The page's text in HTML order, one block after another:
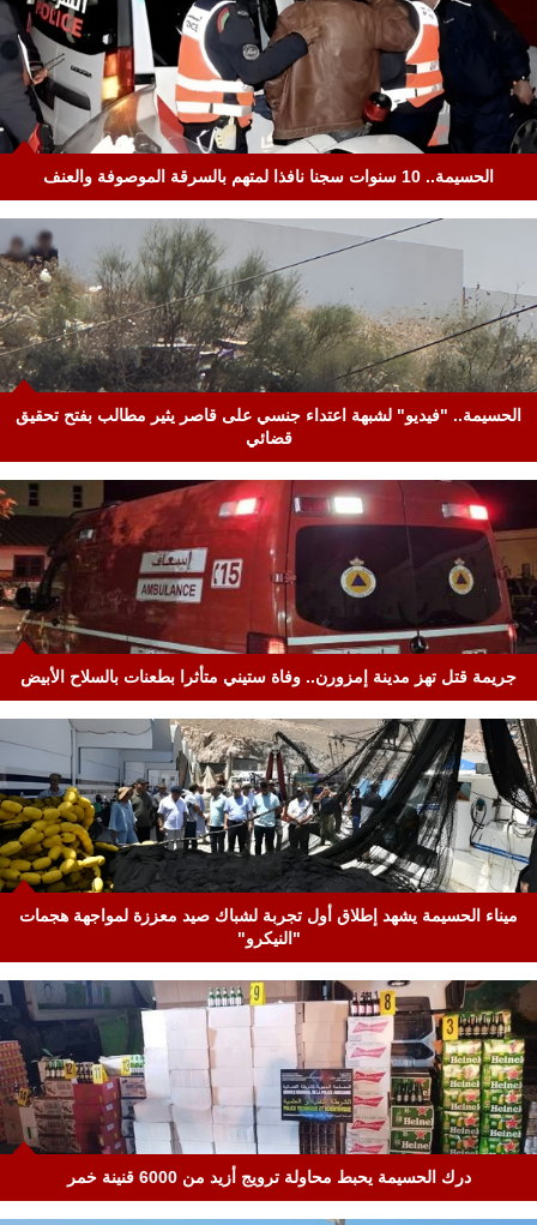
الحسيمة.. 10 سنوات سجنا نافذا لمتهم بالسرقة الموصوفة والعنف
الحسيمة.. "فيديو" لشبهة اعتداء جنسي على قاصر يثير مطالب بفتح تحقيق
قضائي
جريمة قتل تهز مدينة إمزورن.. وفاة ستيني متأثرا بطعنات بالسلاح الأبيض
ميناء الحسيمة يشهد إطلاق أول تجربة لشباك صيد معززة لمواجهة هجمات
"النيكرو"
درك الحسيمة يحبط محاولة ترويج أزيد من 6000 قنينة خمر